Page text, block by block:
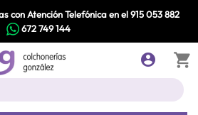
con Atención Telefónica en el915 053 882
672 749 144
shopping_cart
